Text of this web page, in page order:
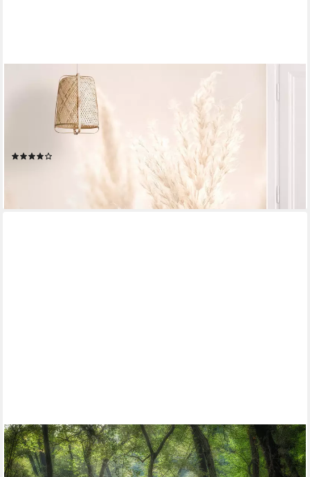
BILDERDEPOT24
Fototapete Blumen Pampasgras Sonnenlicht Blumentapete Floral
Natur Modern Kunst, Glatt, Matt, (Vliestapete inkl. Kleister oder
selbstklebend), Wohnzimmer Schlafzimmer Küche Flur
Motivtapete Vliestapete Wandtapete
PAPERMOON
Fototapete "NEU" PREMIUM-VLIES-Tapete, leicht strukturiert,
Seidenmatt, restlos trocken abziehbar, (komplett Set inkl.